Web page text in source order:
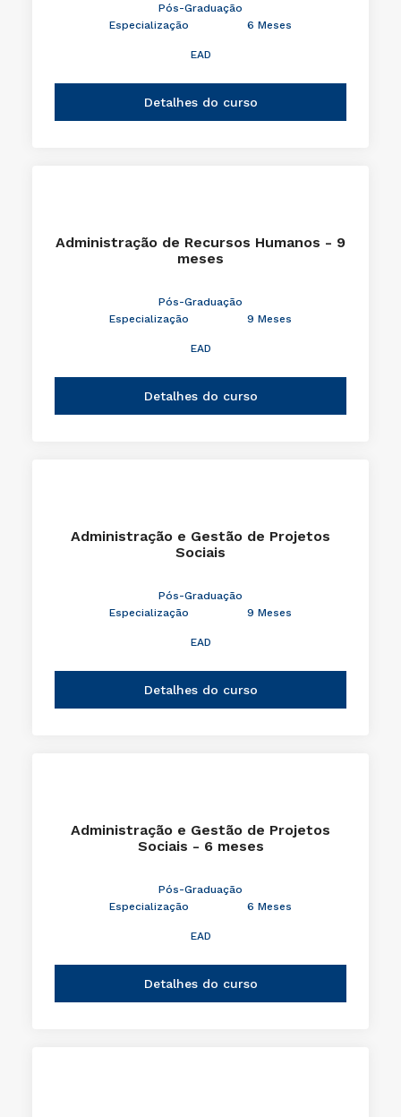
Pós-Graduação
Especialização
6 Meses
EAD
Detalhes do curso
Administração de Recursos Humanos - 9
meses
Pós-Graduação
Especialização
9 Meses
EAD
Detalhes do curso
Administração e Gestão de Projetos
Sociais
Pós-Graduação
Especialização
9 Meses
EAD
Detalhes do curso
Administração e Gestão de Projetos
Sociais - 6 meses
Pós-Graduação
Especialização
6 Meses
EAD
Detalhes do curso